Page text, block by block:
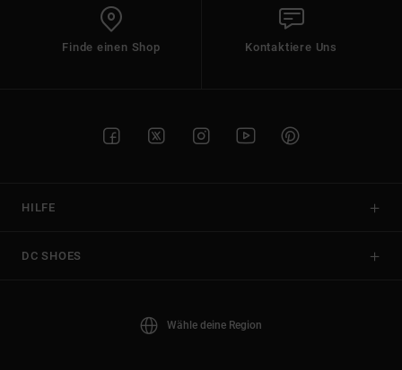
Finde einen Shop Kontaktiere Uns
HILFE
DC SHOES
Wähle deine Region